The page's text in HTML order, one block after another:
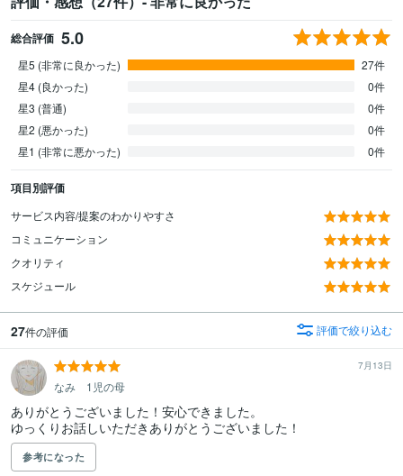
総合評価 5.0
星5 (非常に良かった)
27件
星4 (良かった)
0件
星3 (普通)
0件
星2 (悪かった)
0件
星1 (非常に悪かった)
0件
項目別評価
サービス内容/提案のわかりやすさ
コミュニケーション
クオリティ
スケジュール
27件の評価 評価で絞り込む
7月13日
なみ 1児の母
ありがとうございました！安心できました。
ゆっくりお話しいただきありがとうございました！
参考になった